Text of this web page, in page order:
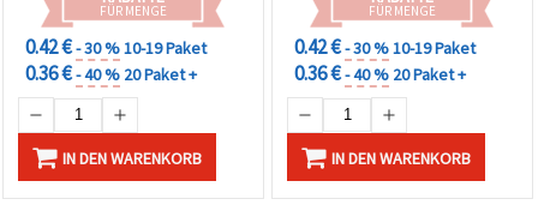
FÜR MENGE
0.42 €- 30 %10-19 Paket
0.36 €- 40 % 20 Paket +
IN DEN WARENKORB
FÜR MENGE
0.42 €- 30 %10-19 Paket
0.36 €- 40 % 20 Paket +
IN DEN WARENKORB